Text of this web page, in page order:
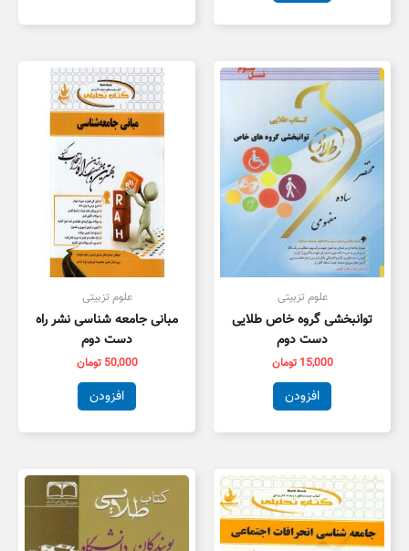
علوم تزبیتی
توانبخشی گروه خاص طلایی
دست دوم
15,000 تومان
افزودن
علوم تزبیتی
مبانی جامعه شناسی نشر راه
دست دوم
50,000 تومان
افزودن